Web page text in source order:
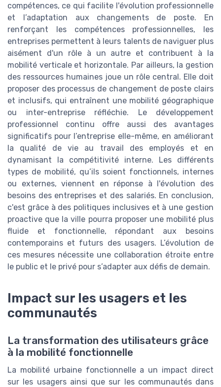
compétences, ce qui facilite l'évolution professionnelle
et l’adaptation aux changements de poste. En
renforçant les compétences professionnelles, les
entreprises permettent à leurs talents de naviguer plus
aisément d'un rôle à un autre et contribuent à la
mobilité verticale et horizontale. Par ailleurs, la gestion
des ressources humaines joue un rôle central. Elle doit
proposer des processus de changement de poste clairs
et inclusifs, qui entraînent une mobilité géographique
ou inter-entreprise réfléchie. Le développement
professionnel continu offre aussi des avantages
significatifs pour l’entreprise elle-même, en améliorant
la qualité de vie au travail des employés et en
dynamisant la compétitivité interne. Les différents
types de mobilité, qu’ils soient fonctionnels, internes
ou externes, viennent en réponse à l'évolution des
besoins des entreprises et des salariés. En conclusion,
c'est grâce à des politiques inclusives et à une gestion
proactive que la ville pourra proposer une mobilité plus
fluide et fonctionnelle, répondant aux besoins
contemporains et futurs des usagers. L’évolution de
ces mesures nécessite une collaboration étroite entre
le public et le privé pour s’adapter aux défis de demain.
Impact sur les usagers et les
communautés
La transformation des utilisateurs grâce
à la mobilité fonctionnelle
La mobilité urbaine fonctionnelle a un impact direct
sur les usagers ainsi que sur les communautés dans